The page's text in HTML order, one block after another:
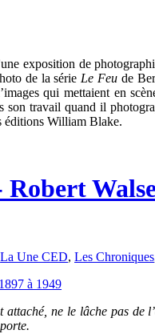
exposition de
de la série Le Feu de
qui mettaient en
travail quand il
éditions William Blake.
La Une CED, Les Chroniques
ne le lâche pas de